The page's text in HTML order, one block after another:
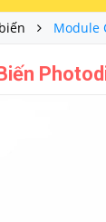
Module